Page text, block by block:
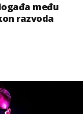
među
razvoda